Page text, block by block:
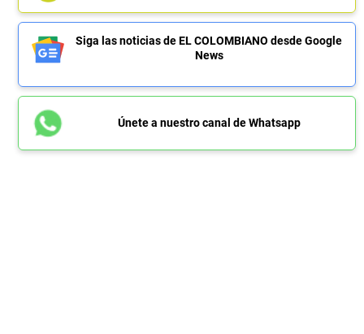
Siga las noticias de EL COLOMBIANO desde Google
News
Únete a nuestro canal de Whatsapp